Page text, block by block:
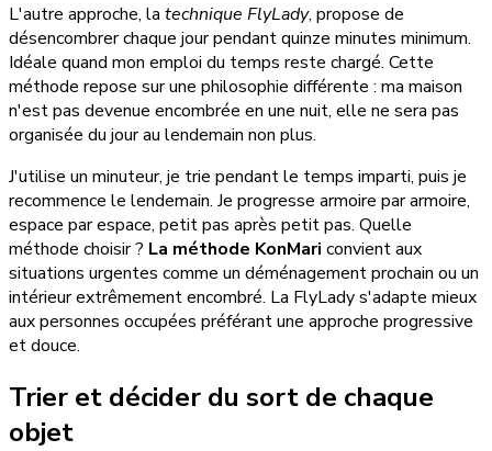
L'autre approche, la technique FlyLady, propose de
désencombrer chaque jour pendant quinze minutes minimum.
Idéale quand mon emploi du temps reste chargé. Cette
méthode repose sur une philosophie différente : ma maison
n'est pas devenue encombrée en une nuit, elle ne sera pas
organisée du jour au lendemain non plus.
J'utilise un minuteur, je trie pendant le temps imparti, puis je
recommence le lendemain. Je progresse armoire par armoire,
espace par espace, petit pas après petit pas. Quelle
méthode choisir ? La méthode KonMari convient aux
situations urgentes comme un déménagement prochain ou un
intérieur extrêmement encombré. La FlyLady s'adapte mieux
aux personnes occupées préférant une approche progressive
et douce.
Trier et décider du sort de chaque
objet